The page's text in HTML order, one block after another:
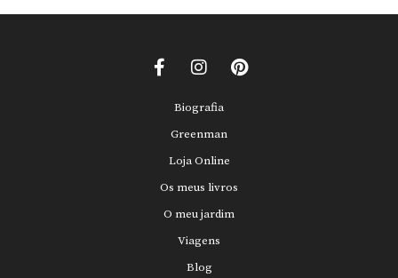
Biografia
Greenman
Loja Online
Os meus livros
O meu jardim
Viagens
Blog